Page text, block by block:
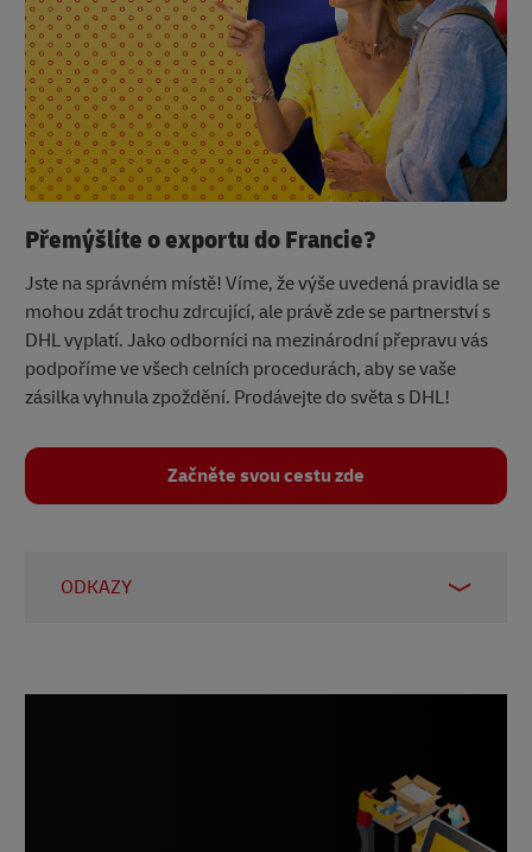
Přemýšlíte o exportu do Francie?
Jste na správném místě! Víme, že výše uvedená pravidla se
mohou zdát trochu zdrcující, ale právě zde se partnerství s
DHL vyplatí. Jako odborníci na mezinárodní přepravu vás
podpoříme ve všech celních procedurách, aby se vaše
zásilka vyhnula zpoždění. Prodávejte do světa s DHL!
Začněte svou cestu zde
ODKAZY